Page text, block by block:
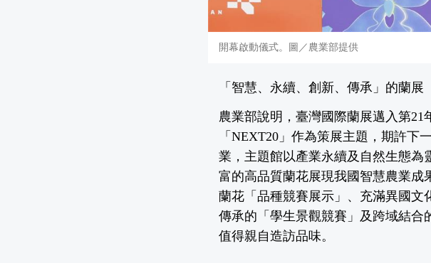
開幕啟動儀式。圖／農業部提供
「智慧、永續、創新、傳承」的蘭展
農業部說明，臺灣國際蘭展邁入第
「NEXT20」作為策展主題，期許下
業，主題館以產業永續及自然生態為
富的高品質蘭花展現我國智慧農業
蘭花「品種競賽展示」、充滿異國
傳承的「學生景觀競賽」及跨域結合
值得親自造訪品味。